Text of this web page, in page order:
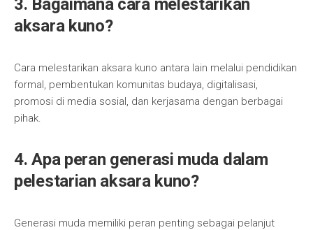
3. Bagaimana cara melestarikan
aksara kuno?
Cara melestarikan aksara kuno antara lain melalui pendidikan
formal, pembentukan komunitas budaya, digitalisasi,
promosi di media sosial, dan kerjasama dengan berbagai
pihak.
4. Apa peran generasi muda dalam
pelestarian aksara kuno?
Generasi muda memiliki peran penting sebagai pelanjut